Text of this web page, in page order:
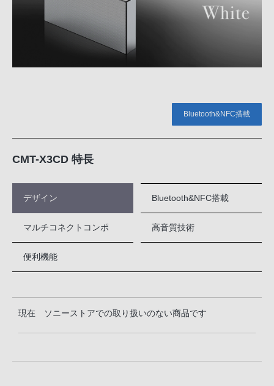
Bluetooth&NFC搭載
CMT-X3CD 特長
デザイン Bluetooth&NFC搭載
マルチコネクトコンポ 高音質技術
便利機能
現在 ソニーストアでの取り扱いのない商品です